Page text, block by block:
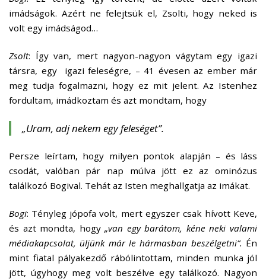
imádságok. Azért ne felejtsük el, Zsolti, hogy neked is
volt egy imádságod…
Zsolt: Így van, mert nagyon-nagyon vágytam egy igazi
társra, egy igazi feleségre, – 41 évesen az ember már
meg tudja fogalmazni, hogy ez mit jelent. Az Istenhez
fordultam, imádkoztam és azt mondtam, hogy
„Uram, adj nekem egy feleséget”.
Persze leírtam, hogy milyen pontok alapján – és láss
csodát, valóban pár nap múlva jött ez az ominózus
találkozó Bogival. Tehát az Isten meghallgatja az imákat.
Bogi: Tényleg jópofa volt, mert egyszer csak hívott Keve,
és azt mondta, hogy„van egy barátom, kéne neki valami
médiakapcsolat, üljünk már le hármasban beszélgetni”. Én
mint fiatal pályakezdő rábólintottam, minden munka jól
jött, úgyhogy meg volt beszélve egy találkozó. Nagyon